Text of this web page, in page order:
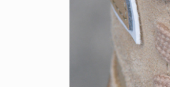
VOICE OF FREEDOM
AKIRA OZAWA / 尾澤 彰